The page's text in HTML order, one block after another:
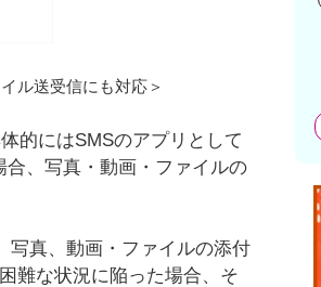
ル送受信にも対応＞
的にはSMSのアプリとして
、写真・動画・ファイルの
写真、動画・ファイルの添付
難な状況に陥った場合、そ